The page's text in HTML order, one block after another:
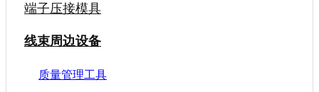
端子压接模具
线束周边设备
质量管理工具